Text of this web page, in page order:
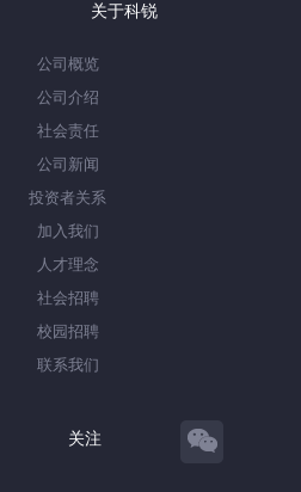
关于科锐
公司概览
公司介绍
社会责任
公司新闻
投资者关系
加入我们
人才理念
社会招聘
校园招聘
联系我们
关注